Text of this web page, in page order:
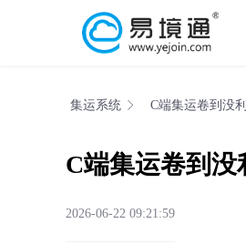
集运系统 C端集运卷到没
C端集运卷到
2026-06-22 09:21:59